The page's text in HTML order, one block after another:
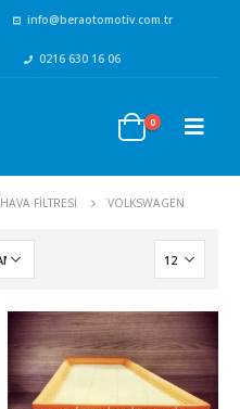
info@beraotomotiv.com.tr
0216 630 16 06
0
HAVA FİLTRESİ VOLKSWAGEN